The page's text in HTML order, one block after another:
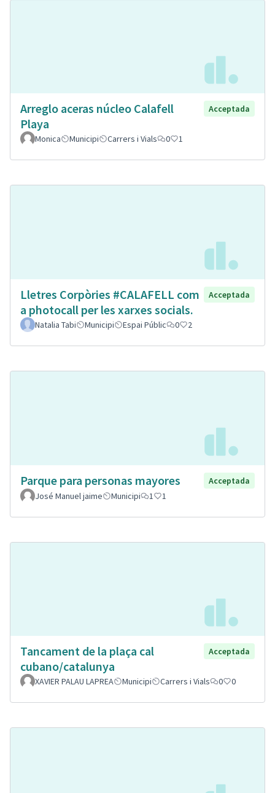
Arreglo aceras núcleo Calafell
Playa
Acceptada
Monica Municipi Carrers i Vials 0 1
Lletres Corpòries #CALAFELL com
a photocall per les xarxes socials.
Acceptada
Natalia Tabi Municipi Espai Públic 0 2
Parque para personas mayores
Acceptada
José Manuel jaime
Municipi 1 1
Tancament de la plaça cal
cubano/catalunya
Acceptada
XAVIER PALAU LAPREA Municipi Carrers i Vials 0 0